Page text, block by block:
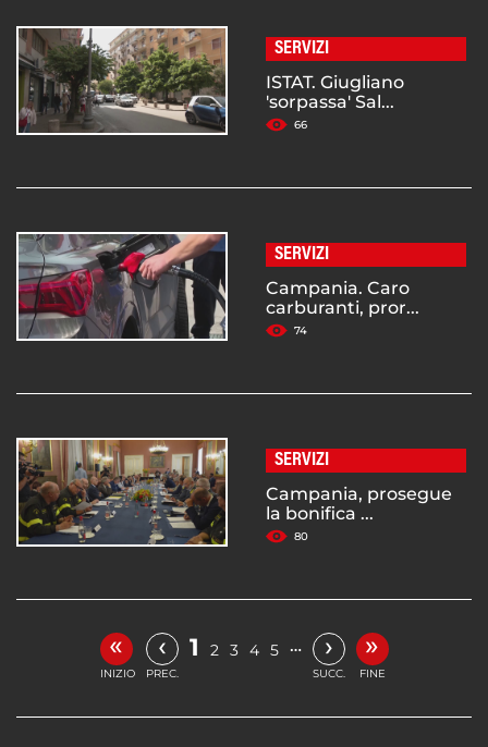
SERVIZI
ISTAT. Giugliano
'sorpassa' Sal...
66
SERVIZI
Campania. Caro
carburanti, pror...
74
SERVIZI
Campania, prosegue
la bonifica ...
80
«
INIZIO
‹
PREC.
1 2 3 4 5 … ›
SUCC.
»
FINE